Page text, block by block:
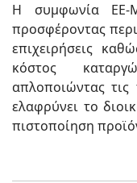
Η συμφωνία ΕΕ-
προσφέροντας
επιχειρήσεις
κόστος
απλοποιώντας τις
ελαφρύνει το
πιστοποίηση